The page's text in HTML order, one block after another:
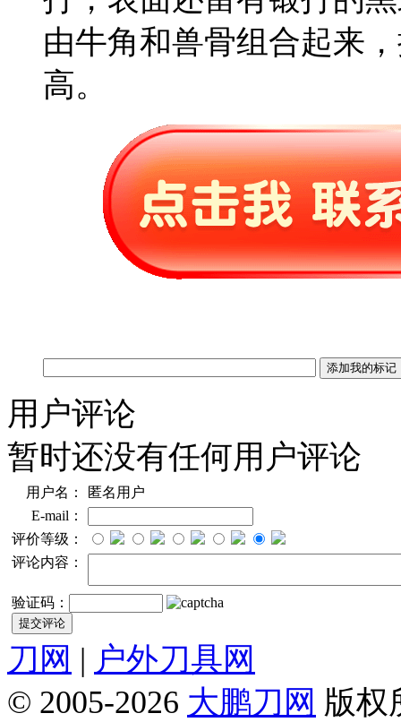
由牛角和兽骨组合起来
高。
用户评论
暂时还没有任何用户评论
用户名：
匿名用户
E-mail：
评价等级：
评论内容：
验证码：
刀网 | 户外刀具网
© 2005-2026 大鹏刀网 版权